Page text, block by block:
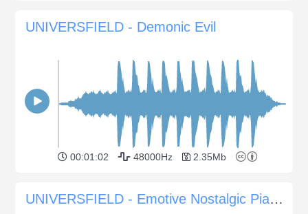
UNIVERSFIELD - Demonic Evil
00:01:02 48000Hz 2.35Mb
UNIVERSFIELD - Emotive Nostalgic Piano Atmosphere for Sentimental Scenes